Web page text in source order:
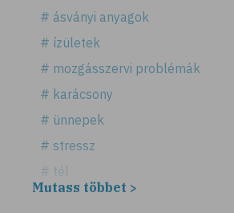
# ásványi anyagok
# ízületek
# mozgásszervi problémák
# karácsony
# ünnepek
# stressz
# tél
# fűszerek
Mutass többet >